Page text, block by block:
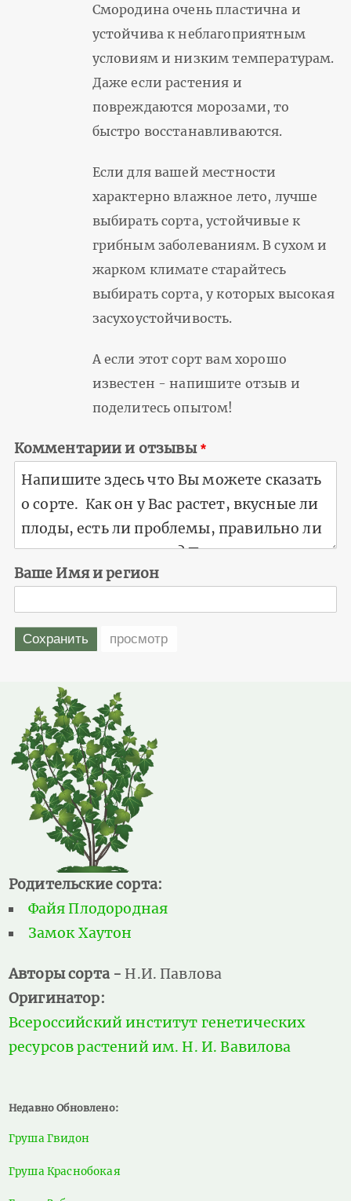
Смородина очень пластична и
устойчива к неблагоприятным
условиям и низким температурам.
Даже если растения и
повреждаются морозами, то
быстро восстанавливаются.
Если для вашей местности
характерно влажное лето, лучше
выбирать сорта, устойчивые к
грибным заболеваниям. В сухом и
жарком климате старайтесь
выбирать сорта, у которых высокая
засухоустойчивость.
А если этот сорт вам хорошо
известен - напишите отзыв и
поделитесь опытом!
Комментарии и отзывы
Ваше Имя и регион
Родительские сорта:
Файя Плодородная
Замок Хаутон
Авторы сорта - Н.И. Павлова
Оригинатор:
Всероссийский институт генетических
ресурсов растений им. Н. И. Вавилова
Недавно Обновлено:
Груша Гвидон
Груша Краснобокая